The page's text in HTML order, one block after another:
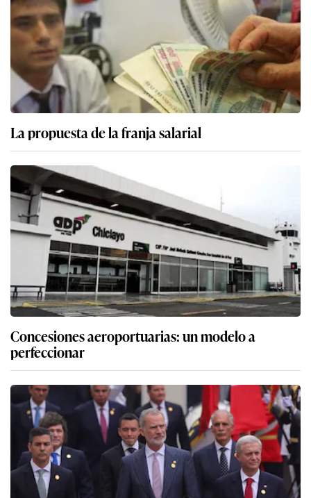
La propuesta de la franja salarial
Concesiones aeroportuarias: un modelo a
perfeccionar